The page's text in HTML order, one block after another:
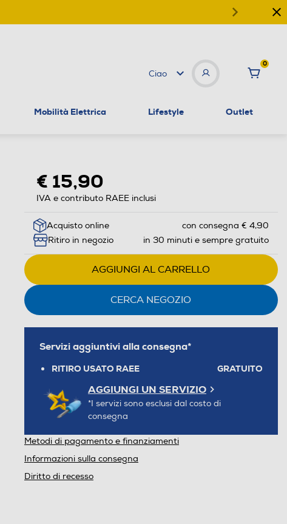
Ciao
0
Mobilità Elettrica Lifestyle Outlet
€ 15,90
IVA e contributo RAEE inclusi
Acquisto online
con consegna € 4,90
Ritiro in negozio
in 30 minuti e sempre gratuito
AGGIUNGI AL CARRELLO
CERCA NEGOZIO
Servizi aggiuntivi alla consegna*
RITIRO USATO RAEE GRATUITO
AGGIUNGI UN SERVIZIO
*I servizi sono esclusi dal costo di
consegna
Metodi di pagamento e finanziamenti
Informazioni sulla consegna
Diritto di recesso